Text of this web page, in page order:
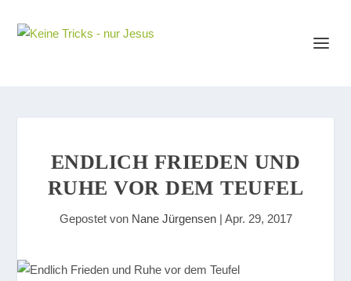
ENDLICH FRIEDEN UND
RUHE VOR DEM TEUFEL
Gepostet von Nane Jürgensen| Apr. 29, 2017